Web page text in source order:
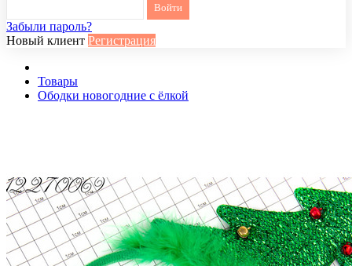
Забыли пароль?
Новый клиент Регистрация
Товары
Ободки новогодние с ёлкой